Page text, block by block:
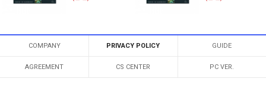
COMPANY PRIVACY POLICY GUIDE
AGREEMENT CS CENTER PC VER.